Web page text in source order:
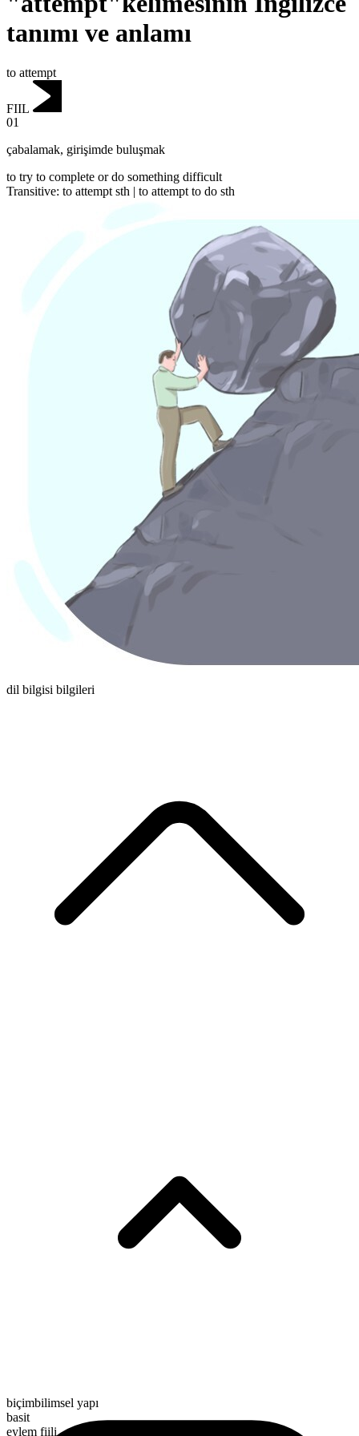
tanımı ve anlamı
to attempt
FIIL
01
çabalamak, girişimde buluşmak
to try to complete or do something difficult
Transitive: to attempt sth | to attempt to do sth
dil bilgisi bilgileri
biçimbilimsel yapı
basit
eylem fiili